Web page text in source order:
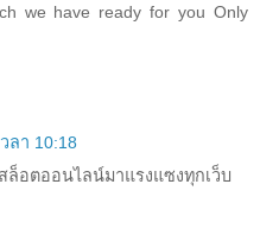
we have ready for you Only
ลา 10:18
ล็อตออนไลน์มาแรงแซงทุกเว็บ